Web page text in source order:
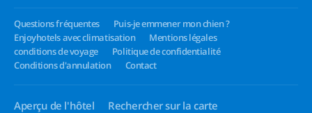
Questions fréquentes
Puis-je emmener mon chien ?
Enjoyhotels avec climatisation
Mentions légales
conditions de voyage
Politique de confidentialité
Conditions d'annulation
Contact
Aperçu de l'hôtel
Rechercher sur la carte